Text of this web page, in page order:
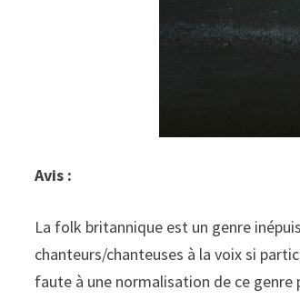
Avis :
La folk britannique est un genre
chanteurs/chanteuses à la voix si
faute à une normalisation de ce genre